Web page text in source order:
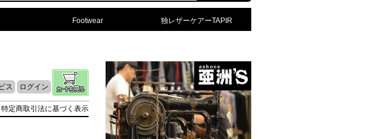
Footwear 独レザーケアーTAPIR
ス ログイン
特定商取引法に基づく表示